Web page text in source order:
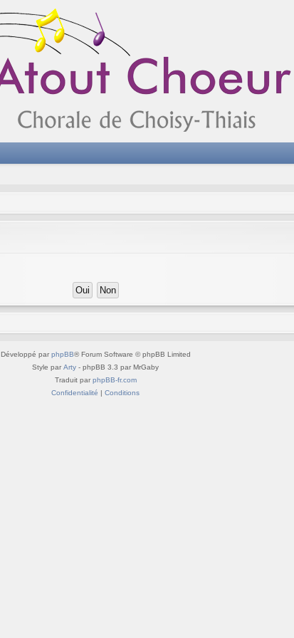
Développé par phpBB® Forum Software © phpBB Limited
Style par Arty - phpBB 3.3 par MrGaby
Traduit par phpBB-fr.com
Confidentialité | Conditions